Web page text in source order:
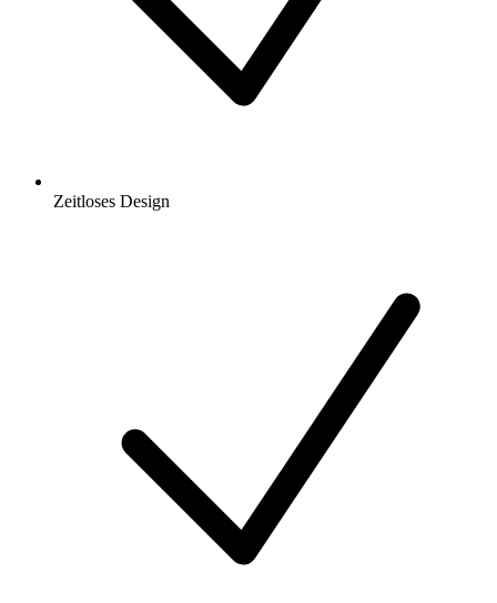
Zeitloses Design